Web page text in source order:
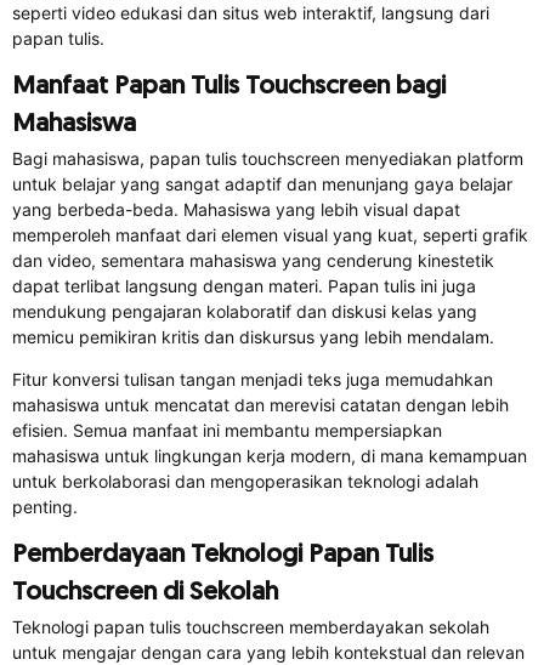
seperti video edukasi dan situs web interaktif, langsung dari
papan tulis.
Manfaat Papan Tulis Touchscreen bagi
Mahasiswa
Bagi mahasiswa, papan tulis touchscreen menyediakan platform
untuk belajar yang sangat adaptif dan menunjang gaya belajar
yang berbeda-beda. Mahasiswa yang lebih visual dapat
memperoleh manfaat dari elemen visual yang kuat, seperti grafik
dan video, sementara mahasiswa yang cenderung kinestetik
dapat terlibat langsung dengan materi. Papan tulis ini juga
mendukung pengajaran kolaboratif dan diskusi kelas yang
memicu pemikiran kritis dan diskursus yang lebih mendalam.
Fitur konversi tulisan tangan menjadi teks juga memudahkan
mahasiswa untuk mencatat dan merevisi catatan dengan lebih
efisien. Semua manfaat ini membantu mempersiapkan
mahasiswa untuk lingkungan kerja modern, di mana kemampuan
untuk berkolaborasi dan mengoperasikan teknologi adalah
penting.
Pemberdayaan Teknologi Papan Tulis
Touchscreen di Sekolah
Teknologi papan tulis touchscreen memberdayakan sekolah
untuk mengajar dengan cara yang lebih kontekstual dan relevan